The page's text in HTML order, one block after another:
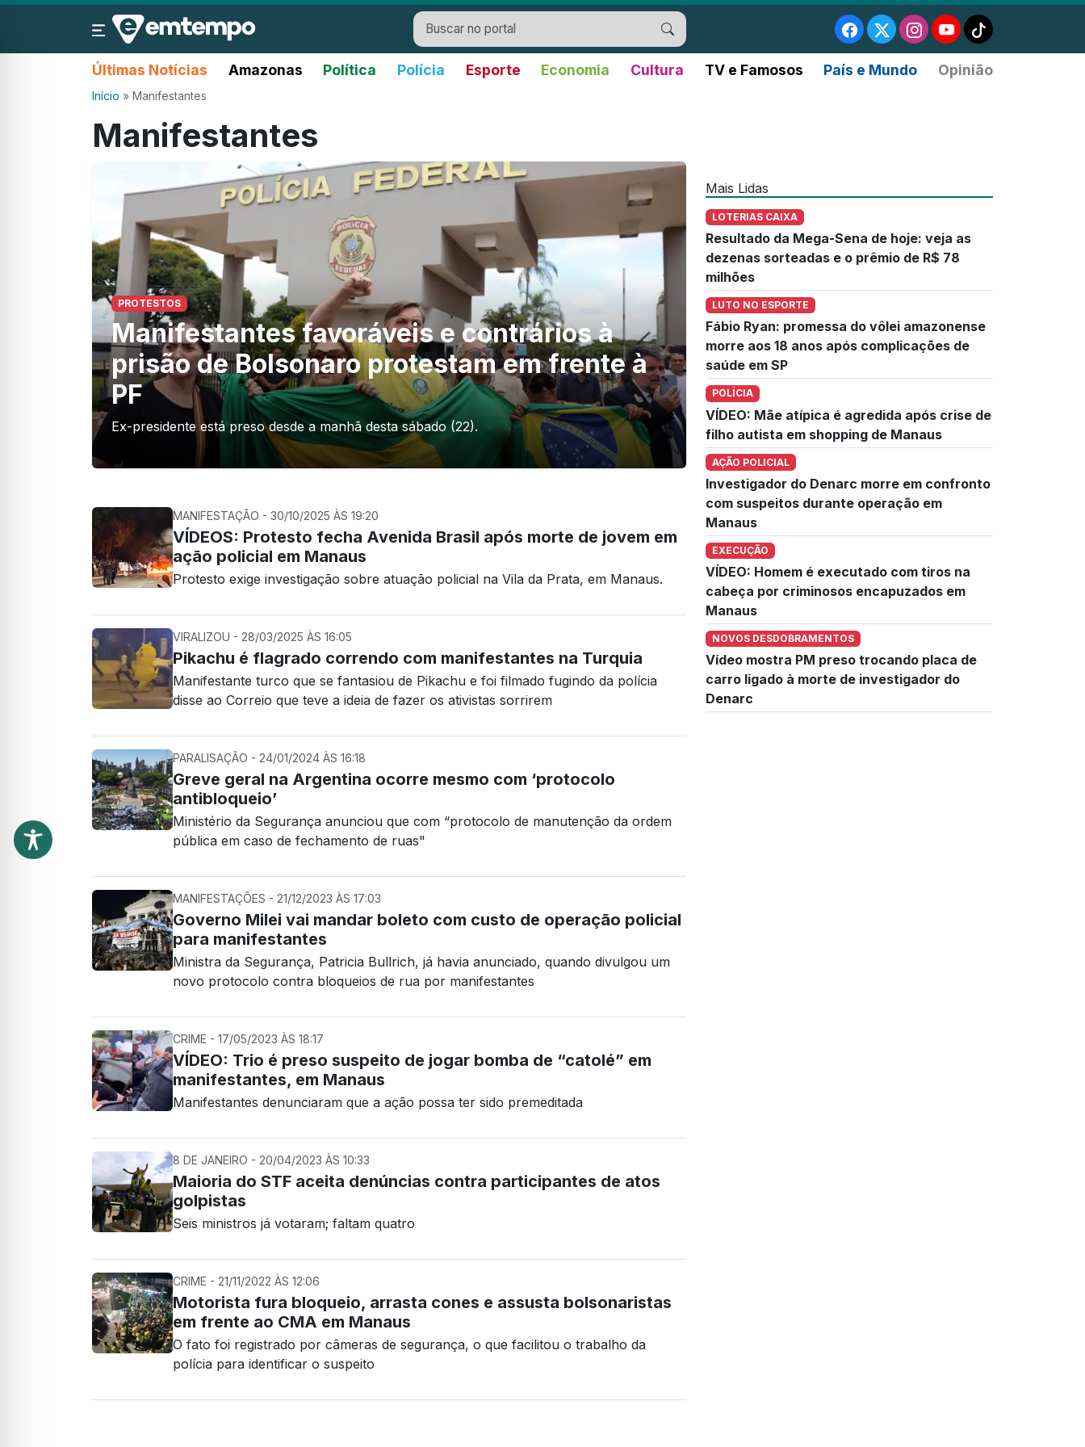
Últimas Notícias Amazonas Política Polícia Esporte Economia Cultura TV e Famosos País e Mundo Opinião
Início » Manifestantes
Manifestantes
PROTESTOS
Manifestantes favoráveis e contrários à
prisão de Bolsonaro protestam em frente à
PF
Ex-presidente está preso desde a manhã desta sábado (22).
MANIFESTAÇÃO - 30/10/2025 ÀS 19:20
VÍDEOS: Protesto fecha Avenida Brasil após morte de jovem em
ação policial em Manaus
Protesto exige investigação sobre atuação policial na Vila da Prata, em Manaus.
VIRALIZOU - 28/03/2025 ÀS 16:05
Pikachu é flagrado correndo com manifestantes na Turquia
Manifestante turco que se fantasiou de Pikachu e foi filmado fugindo da polícia
disse ao Correio que teve a ideia de fazer os ativistas sorrirem
PARALISAÇÃO - 24/01/2024 ÀS 16:18
Greve geral na Argentina ocorre mesmo com ‘protocolo
antibloqueio’
Ministério da Segurança anunciou que com “protocolo de manutenção da ordem
pública em caso de fechamento de ruas"
MANIFESTAÇÕES - 21/12/2023 ÀS 17:03
Governo Milei vai mandar boleto com custo de operação policial
para manifestantes
Ministra da Segurança, Patricia Bullrich, já havia anunciado, quando divulgou um
novo protocolo contra bloqueios de rua por manifestantes
CRIME - 17/05/2023 ÀS 18:17
VÍDEO: Trio é preso suspeito de jogar bomba de “catolé” em
manifestantes, em Manaus
Manifestantes denunciaram que a ação possa ter sido premeditada
8 DE JANEIRO - 20/04/2023 ÀS 10:33
Maioria do STF aceita denúncias contra participantes de atos
golpistas
Seis ministros já votaram; faltam quatro
CRIME - 21/11/2022 ÀS 12:06
Motorista fura bloqueio, arrasta cones e assusta bolsonaristas
em frente ao CMA em Manaus
O fato foi registrado por câmeras de segurança, o que facilitou o trabalho da
polícia para identificar o suspeito
Mais Lidas
LOTERIAS CAIXA
Resultado da Mega-Sena de hoje: veja as
dezenas sorteadas e o prêmio de R$ 78
milhões
LUTO NO ESPORTE
Fábio Ryan: promessa do vôlei amazonense
morre aos 18 anos após complicações de
saúde em SP
POLÍCIA
VÍDEO: Mãe atípica é agredida após crise de
filho autista em shopping de Manaus
AÇÃO POLICIAL
Investigador do Denarc morre em confronto
com suspeitos durante operação em
Manaus
EXECUÇÃO
VÍDEO: Homem é executado com tiros na
cabeça por criminosos encapuzados em
Manaus
NOVOS DESDOBRAMENTOS
Vídeo mostra PM preso trocando placa de
carro ligado à morte de investigador do
Denarc